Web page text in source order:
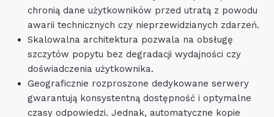
chronią dane użytkowników przed utratą z powodu
awarii technicznych czy nieprzewidzianych zdarzeń.
Skalowalna architektura pozwala na obsługę
szczytów popytu bez degradacji wydajności czy
doświadczenia użytkownika.
Geograficznie rozproszone dedykowane serwery
gwarantują konsystentną dostępność i optymalne
czasy odpowiedzi. Jednak, automatyczne kopie